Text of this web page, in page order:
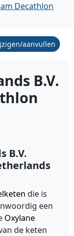
Decathlon
aanvullen
B.V.
B.V.
die is
een
Oxylane
de keten